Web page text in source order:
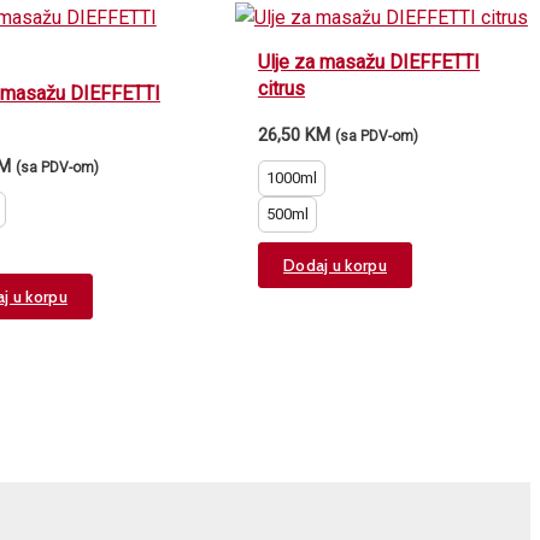
DIEFFETTI
(sa PDV-om)
u korpu
product
Ulje za masažu DIEFFETTI
citrus
26,50 KM (sa PDV-om)
1000ml
500ml
Dodaj u korpu
product